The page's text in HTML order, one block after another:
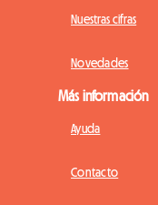
Nuestras cifras
Novedades
Más información
Ayuda
Contacto